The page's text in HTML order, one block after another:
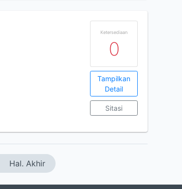
Ketersediaan
0
Tampilkan
Detail
Sitasi
Hal. Akhir